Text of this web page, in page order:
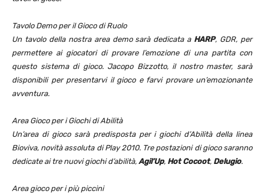
Tavolo Demo per il Gioco di Ruolo
Un tavolo della nostra area demo sarà dedicata a HARP, GDR, per
permettere ai giocatori di provare l’emozione di una partita con
questo sistema di gioco. Jacopo Bizzotto, il nostro master, sarà
disponibili per presentarvi il gioco e farvi provare un’emozionante
avventura.
Area Gioco per i Giochi di Abilità
Un’area di gioco sarà predisposta per i giochi d’Abilità della linea
Bioviva, novità assoluta di Play 2010. Tre postazioni di gioco saranno
dedicate ai tre nuovi giochi d’abilità, Agil’Up, Hot Cocoot, Delugio.
Area gioco per i più piccini